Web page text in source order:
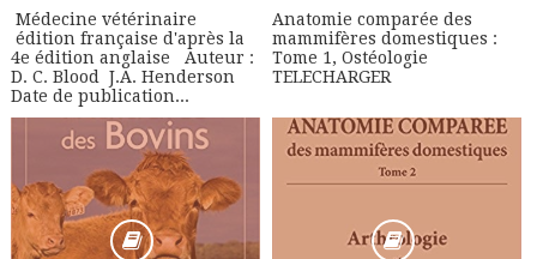
Médecine vétérinaire
édition française d'après la
4e édition anglaise Auteur :
D. C. Blood J.A. Henderson
Date de publication...
Anatomie comparée des
mammifères domestiques :
Tome 1, Ostéologie
TELECHARGER